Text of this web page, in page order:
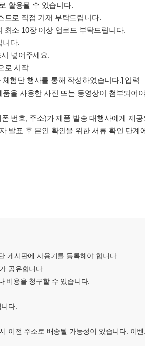
활용될 수 있습니다.
트로 직접 기재 부탁드립니다.
최소 10장 이상 업로드 부탁드립니다.
니다.
넣어주세요.
로 시작
험단 행사를 통해 작성하였습니다.] 입력
을 사용한 사진 또는 동영상이 첨부되어
번호, 주소)가 제품 발송 대행사에게 제
발표 후 본인 확인을 위한 서류 확인 단
게시판에 사용기를 등록해야 합니다.
공유합니다.
비용을 청구할 수 있습니다.
다.
이전 주소로 배송될 가능성이 있습니다. 이